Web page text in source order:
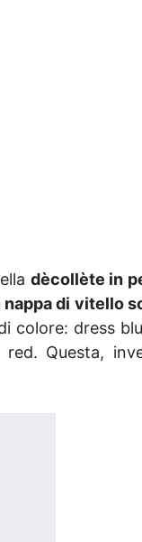
dècollète in
di vitello
colore: dress
Questa,